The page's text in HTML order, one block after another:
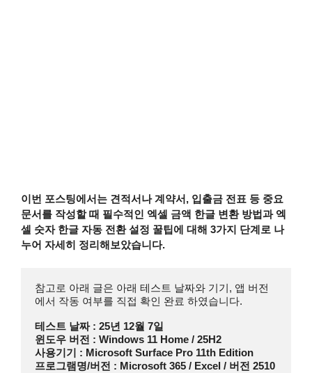
이번 포스팅에서는 견적서나 계약서, 입출금 전표 등 중요
문서를 작성할 때 필수적인 엑셀 금액 한글 변환 방법과 엑
셀 숫자 한글 자동 전환 설정 꿀팁에 대해 3가지 단계로 나
누어 자세히 정리해보았습니다.
참고로 아래 글은 아래 테스트 날짜와 기기, 앱 버전
에서 작동 여부를 직접 확인 완료 하였습니다.
테스트 날짜 : 25년 12월 7일
윈도우 버전 : Windows 11 Home / 25H2
사용기기 : Microsoft Surface Pro 11th Edition
프로그램명/버전 : Microsoft 365 / Excel / 버전 2510